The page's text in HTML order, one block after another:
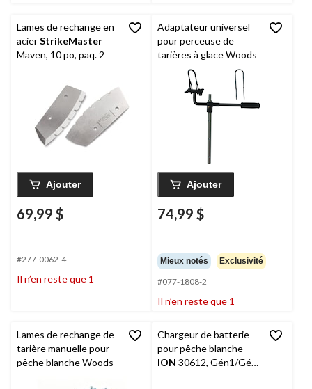
Lames de rechange en
acierStrikeMaster
Maven, 10 po, paq. 2
Ajouter
69,99 $
#277-0062-4
Il n’en reste que 1
Adaptateur universel
pour perceuse de
tarières à glace Woods
Ajouter
74,99 $
Mieux notés Exclusivité
#077-1808-2
Il n’en reste que 1
Lames de rechange de
tarière manuelle pour
pêche blanche Woods
Chargeur de batterie
pour pêche blanche
ION 30612, Gén1/Gén